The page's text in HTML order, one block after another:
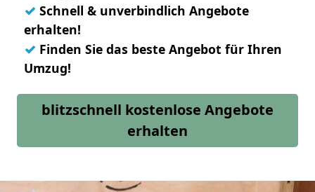
✓ Schnell & unverbindlich Angebote
erhalten!
✓ Finden Sie das beste Angebot für Ihren
Umzug!
blitzschnell kostenlose Angebote
erhalten